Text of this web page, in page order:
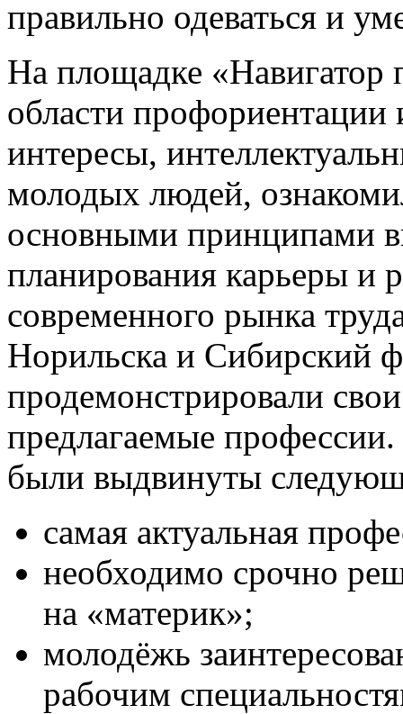
правильно одеваться и
На площадке «Навигатор
области профориентации
интересы,
молодых людей,
основными принципами
планирования карьеры и
современного рынка
Норильска и Сибирский
продемонстрировали
предлагаемые
были выдвинуты
самая актуальная
необходимо срочно
на «материк»;
молодёжь
рабочим